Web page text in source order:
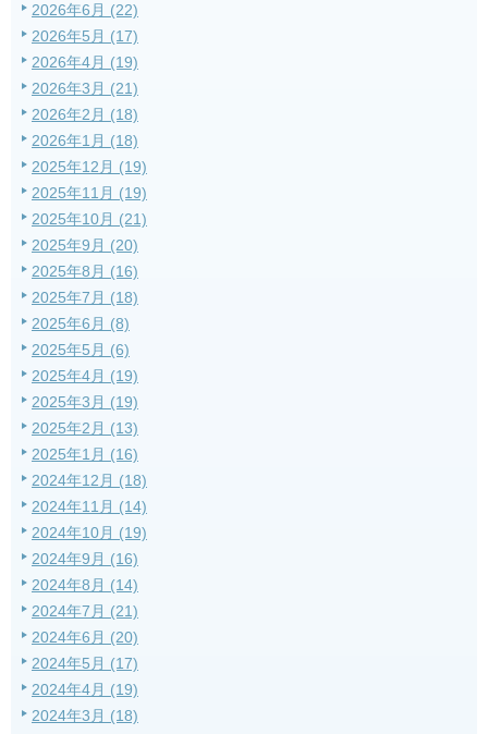
2026年6月 (22)
2026年5月 (17)
2026年4月 (19)
2026年3月 (21)
2026年2月 (18)
2026年1月 (18)
2025年12月 (19)
2025年11月 (19)
2025年10月 (21)
2025年9月 (20)
2025年8月 (16)
2025年7月 (18)
2025年6月 (8)
2025年5月 (6)
2025年4月 (19)
2025年3月 (19)
2025年2月 (13)
2025年1月 (16)
2024年12月 (18)
2024年11月 (14)
2024年10月 (19)
2024年9月 (16)
2024年8月 (14)
2024年7月 (21)
2024年6月 (20)
2024年5月 (17)
2024年4月 (19)
2024年3月 (18)